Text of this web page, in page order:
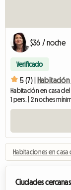
$36 / noche
Verificado
5 (7) |
Habitación en casa del
1 pers. | 2 noches
Habitaciones en
Ciudades cercanas